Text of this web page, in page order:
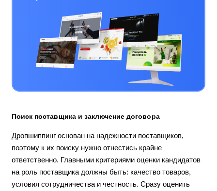
Поиск поставщика и заключение договора
Дропшиппинг основан на надежности поставщиков,
поэтому к их поиску нужно отнестись крайне
ответственно. Главными критериями оценки кандидатов
на роль поставщика должны быть: качество товаров,
условия сотрудничества и честность. Сразу оценить